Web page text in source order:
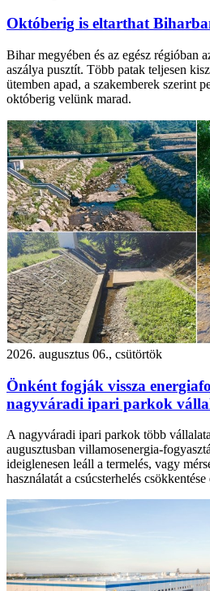
Októberig is eltarthat
Bihar megyében és az egész régióban
aszálya pusztít. Több patak teljesen
ütemben apad, a szakemberek szerint
októberig velünk marad.
2026. augusztus 06., csütörtök
Önként fogják vissza
nagyváradi ipari parkok
A nagyváradi ipari parkok több
augusztusban villamosenergia-
ideiglenesen leáll a termelés, vagy
használatát a csúcsterhelés csökkentése